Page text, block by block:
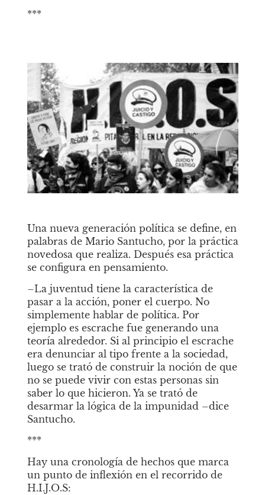
***
Una nueva generación política se define, en
palabras de Mario Santucho, por la práctica
novedosa que realiza. Después esa práctica
se configura en pensamiento.
–La juventud tiene la característica de
pasar a la acción, poner el cuerpo. No
simplemente hablar de política. Por
ejemplo es escrache fue generando una
teoría alrededor. Si al principio el escrache
era denunciar al tipo frente a la sociedad,
luego se trató de construir la noción de que
no se puede vivir con estas personas sin
saber lo que hicieron. Ya se trató de
desarmar la lógica de la impunidad –dice
Santucho.
***
Hay una cronología de hechos que marca
un punto de inflexión en el recorrido de
H.I.J.O.S: